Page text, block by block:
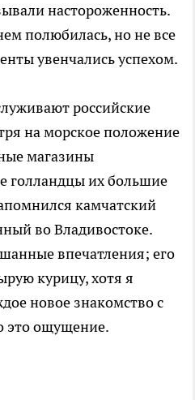
настороженность.
полюбилась, но не все
увенчались успехом.
российские
на морское положение
магазины
голландцы их большие
камчатский
во Владивостоке.
впечатления; его
курицу, хотя я
новое знакомство с
это ощущение.